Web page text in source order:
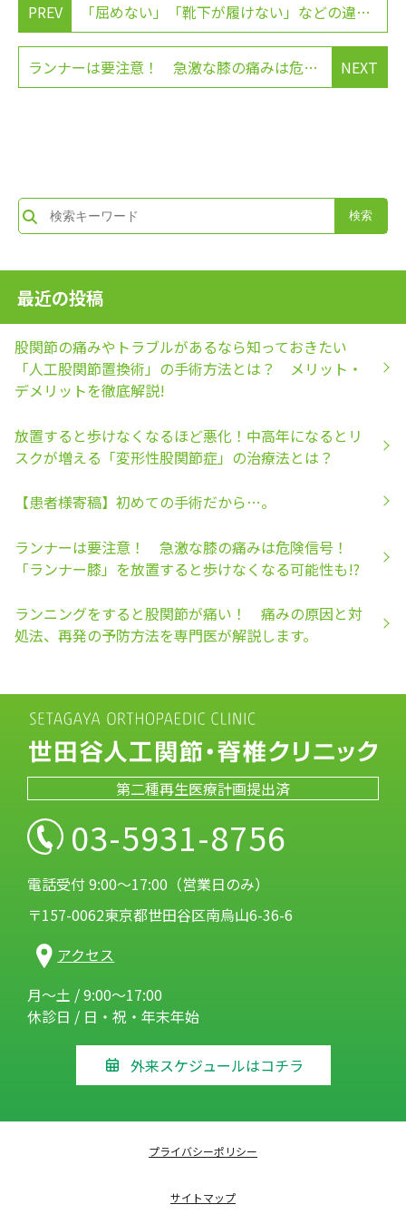
PREV 「屈めない」「靴下が履けない」などの違和感を感じたら……。股関節の動きが驚くほどスムーズになる５分間ストレッチ
NEXT
ランナーは要注意！ 急激な膝の痛みは危険信号！「ランナー膝」を放置すると歩けなくなる可能性も!?
最近の投稿
股関節の痛みやトラブルがあるなら知っておきたい
「人工股関節置換術」の手術方法とは？ メリット・
デメリットを徹底解説!
放置すると歩けなくなるほど悪化！中高年になるとリ
スクが増える「変形性股関節症」の治療法とは？
【患者様寄稿】初めての手術だから…。
ランナーは要注意！ 急激な膝の痛みは危険信号！
「ランナー膝」を放置すると歩けなくなる可能性も!?
ランニングをすると股関節が痛い！ 痛みの原因と対
処法、再発の予防方法を専門医が解説します。
第二種再生医療計画提出済
03-5931-8756
電話受付 9:00～17:00（営業日のみ）
〒157-0062東京都世田谷区南烏山6-36-6
アクセス
月～土 / 9:00～17:00
休診日 / 日・祝・年末年始
外来スケジュールはコチラ
プライバシーポリシー
サイトマップ